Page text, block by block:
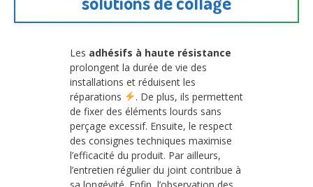
Les adhésifs à haute résistance
prolongent la durée de vie des
installations et réduisent les
réparations
. De plus, ils permettent
de fixer des éléments lourds sans
perçage excessif. Ensuite, le respect
des consignes techniques maximise
l’efficacité du produit. Par ailleurs,
l’entretien régulier du joint contribue à
sa longévité. Enfin, l’observation des